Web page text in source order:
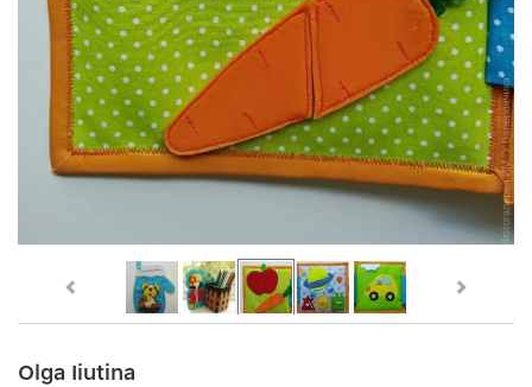
Olga Iiutina